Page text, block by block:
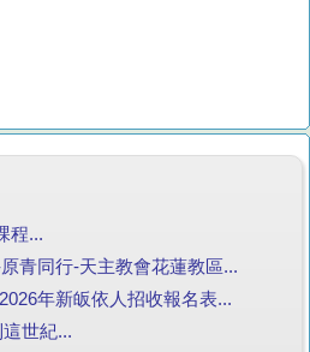
程...
青同行-天主教會花蓮教區...
年新皈依人招收報名表...
世紀...